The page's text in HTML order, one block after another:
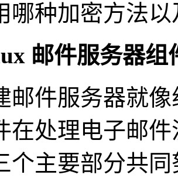
哪种加密方法
邮件服务器组
件服务器就像
在处理电子邮
个主要部分共